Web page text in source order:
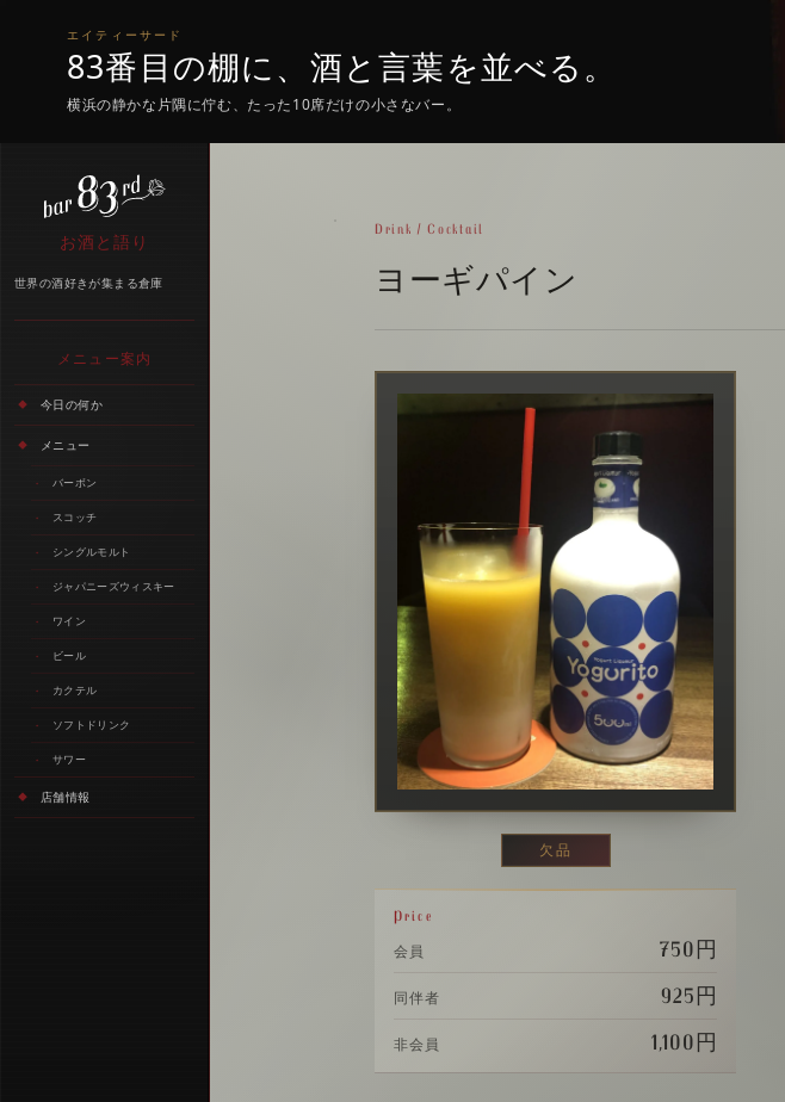
エイティーサード
83番目の棚に、酒と言葉を並べる。
横浜の静かな片隅に佇む、たった10席だけの小さなバー。
お酒と語り
世界の酒好きが集まる倉庫
メニュー案内
今日の何か
メニュー
バーボン
スコッチ
シングルモルト
ジャパニーズウィスキー
ワイン
ビール
カクテル
ソフトドリンク
サワー
店舗情報
Drink / Cocktail
ヨーギパイン
欠品
Price
会員 750円
同伴者 925円
非会員 1,100円